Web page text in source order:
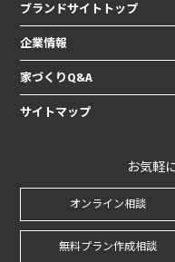
ブランドサイトトップ
企業情報
家づくりQ&A
サイトマップ
お気軽
オンライン相談
無料プラン作成相談